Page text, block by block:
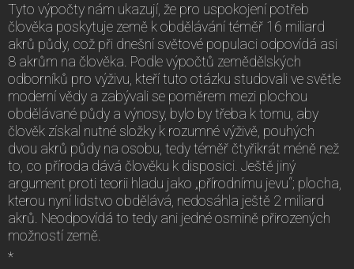
Tyto výpočty nám ukazují, že pro uspokojení potřeb
člověka poskytuje země k obdělávání téměř 16 miliard
akrů půdy, což při dnešní světové populaci odpovídá asi
8 akrům na člověka. Podle výpočtů zemědělských
odborníků pro výživu, kteří tuto otázku studovali ve světle
moderní vědy a zabývali se poměrem mezi plochou
obdělávané půdy a výnosy, bylo by třeba k tomu, aby
člověk získal nutné složky k rozumné výživě, pouhých
dvou akrů půdy na osobu, tedy téměř čtyřikrát méně než
to, co příroda dává člověku k disposici. Ještě jiný
argument proti teorii hladu jako „přírodnímu jevu“; plocha,
kterou nyní lidstvo obdělává, nedosáhla ještě 2 miliard
akrů. Neodpovídá to tedy ani jedné osmině přirozených
možností země.
*